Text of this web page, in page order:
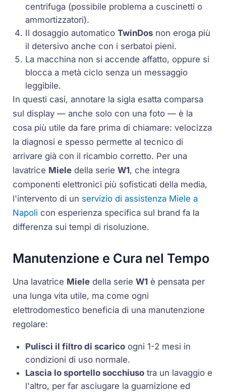
centrifuga (possibile problema a cuscinetti o
ammortizzatori).
Il dosaggio automaticoTwinDos non eroga più
il detersivo anche con i serbatoi pieni.
La macchina non si accende affatto, oppure si
blocca a metà ciclo senza un messaggio
leggibile.
In questi casi, annotare la sigla esatta comparsa
sul display — anche solo con una foto — è la
cosa più utile da fare prima di chiamare: velocizza
la diagnosi e spesso permette al tecnico di
arrivare già con il ricambio corretto. Per una
lavatrice Miele della serieW1, che integra
componenti elettronici più sofisticati della media,
l'intervento di un servizio di assistenza Miele a
Napoli con esperienza specifica sul brand fa la
differenza sui tempi di risoluzione.
Manutenzione e Cura nel Tempo
Una lavatrice Miele della serieW1 è pensata per
una lunga vita utile, ma come ogni
elettrodomestico beneficia di una manutenzione
regolare:
Pulisci il filtro di scarico ogni 1-2 mesi in
condizioni di uso normale.
Lascia lo sportello socchiuso tra un lavaggio e
l'altro, per far asciugare la guarnizione ed